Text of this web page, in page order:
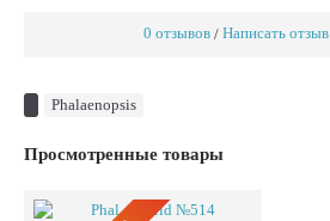
0 отзывов / Написать отзыв
Phalaenopsis
Просмотренные товары